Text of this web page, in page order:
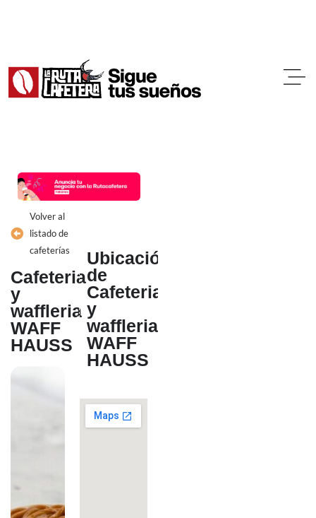
Volver al
listado de
cafeterías
Cafeteria
y
waffleria
WAFF
HAUSS
Ubicación
de
Cafeteria
y
waffleria
WAFF
HAUSS